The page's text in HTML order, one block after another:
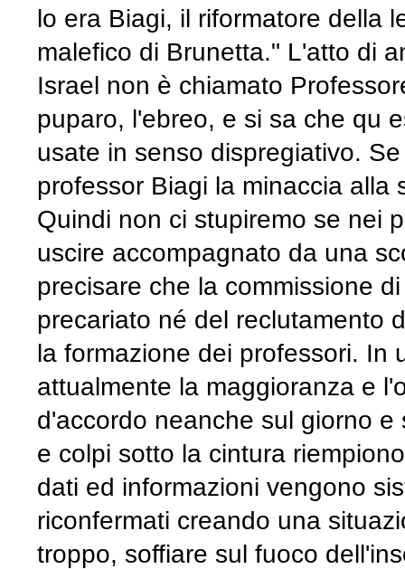
lo era Biagi, il riformatore della
malefico di Brunetta." L'atto di
Israel non è chiamato
puparo, l'ebreo, e si sa che qu
usate in senso dispregiativo.
professor Biagi la minaccia alla
Quindi non ci stupiremo se nei
uscire accompagnato da una
precisare che la commissione
precariato né del reclutamento
la formazione dei professori. In
attualmente la maggioranza e
d'accordo neanche sul giorno
e colpi sotto la cintura
dati ed informazioni vengono
riconfermati creando una
troppo, soffiare sul fuoco